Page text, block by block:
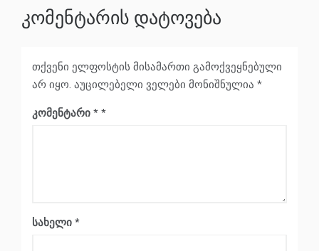
კომენტარის დატოვება
თქვენი ელფოსტის მისამართი გამოქვეყნებული
არ იყო. აუცილებელი ველები მონიშნულია *
კომენტარი *
სახელი *